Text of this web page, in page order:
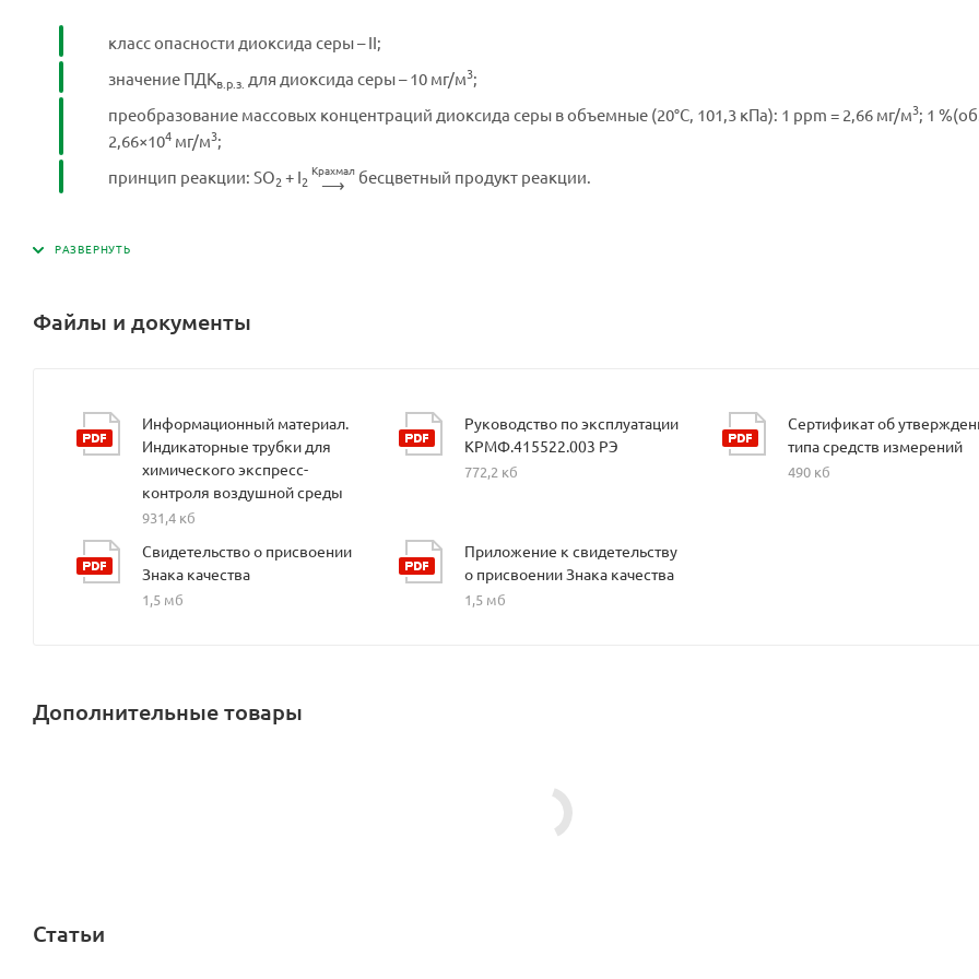
класс опасности диоксида серы – II;
значение ПДКв.р.з. для диоксида серы – 10 мг/м3;
преобразование массовых концентраций диоксида серы в объемные (20°C, 101,3 кПа): 1 ppm = 2,66 мг/м3; 1
2,66×104 мг/м3;
принцип реакции: SO2 + I2
Крахмал
⟶ бесцветный продукт реакции.
Файлы и документы
Информационный материал.
Индикаторные трубки для
химического экспресс-
контроля воздушной среды
931,4 кб
Руководство по эксплуатации
КРМФ.415522.003 РЭ
772,2 кб
Сертификат об
типа средств измерений
490 кб
Свидетельство о присвоении
Знака качества
1,5 мб
Приложение к свидетельству
о присвоении Знака качества
1,5 мб
Дополнительные товары
Статьи